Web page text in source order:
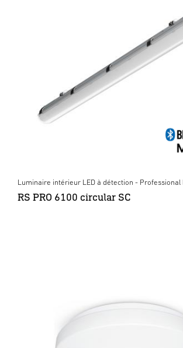
Luminaire intérieur LED à détection - Professional
RS PRO 6100 circular SC